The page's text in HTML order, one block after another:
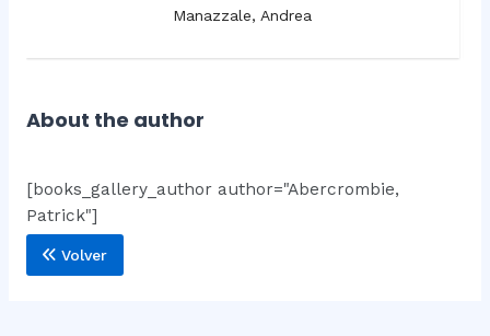
Manazzale, Andrea
About the author
[books_gallery_author author="Abercrombie,
Patrick"]
Volver